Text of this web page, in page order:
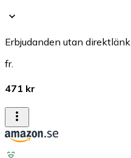
Erbjudanden utan direktlänk
fr.
471 kr